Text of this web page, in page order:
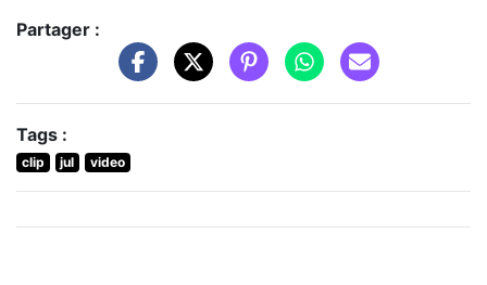
Partager :
Tags :
clip jul video